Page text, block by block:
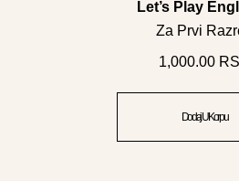
Let’s Play
Za Prvi
1,000.00
Dodaj U Korpu